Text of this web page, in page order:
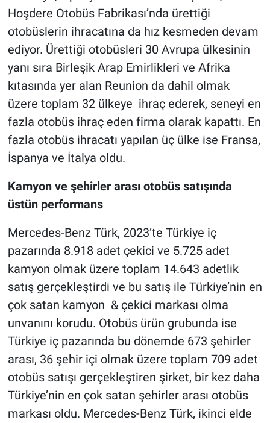
Hoşdere Otobüs Fabrikası’nda ürettiği
otobüslerin ihracatına da hız kesmeden devam
ediyor. Ürettiği otobüsleri 30 Avrupa ülkesinin
yanı sıra Birleşik Arap Emirlikleri ve Afrika
kıtasında yer alan Reunion da dahil olmak
üzere toplam 32 ülkeye ihraç ederek, seneyi en
fazla otobüs ihraç eden firma olarak kapattı. En
fazla otobüs ihracatı yapılan üç ülke ise Fransa,
İspanya ve İtalya oldu.
Kamyon ve şehirler arası otobüs satışında
üstün performans
Mercedes-Benz Türk, 2023’te Türkiye iç
pazarında 8.918 adet çekici ve 5.725 adet
kamyon olmak üzere toplam 14.643 adetlik
satış gerçekleştirdi ve bu satış ile Türkiye’nin en
çok satan kamyon & çekici markası olma
unvanını korudu. Otobüs ürün grubunda ise
Türkiye iç pazarında bu dönemde 673 şehirler
arası, 36 şehir içi olmak üzere toplam 709 adet
otobüs satışı gerçekleştiren şirket, bir kez daha
Türkiye’nin en çok satan şehirler arası otobüs
markası oldu. Mercedes-Benz Türk, ikinci elde